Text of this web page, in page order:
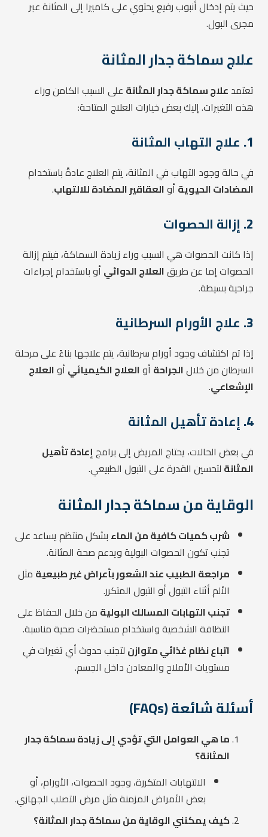
حيث يتم إدخال أنبوب رفيع يحتوي على كاميرا إلى المثانة عبر
مجرى البول.
علاج سماكة جدار المثانة
تعتمد علاج سماكة جدار المثانة على السبب الكامن وراء
هذه التغيرات. إليك بعض خيارات العلاج المتاحة:
1. علاج التهاب المثانة
في حالة وجود التهاب في المثانة، يتم العلاج عادةً باستخدام
المضادات الحيوية أوالعقاقير المضادة للالتهاب.
2. إزالة الحصوات
إذا كانت الحصوات هي السبب وراء زيادة السماكة، فيتم إزالة
الحصوات إما عن طريقالعلاج الدوائي أو باستخدام إجراءات
جراحية بسيطة.
3. علاج الأورام السرطانية
إذا تم اكتشاف وجود أورام سرطانية، يتم علاجها بناءً على مرحلة
السرطان من خلالالجراحة أوالعلاج الكيميائي أوالعلاج
الإشعاعي.
4. إعادة تأهيل المثانة
في بعض الحالات، يحتاج المريض إلى برامجإعادة تأهيل
المثانة لتحسين القدرة على التبول الطبيعي.
الوقاية من سماكة جدار المثانة
شرب كميات كافية من الماء بشكل منتظم يساعد على
تجنب تكون الحصوات البولية ويدعم صحة المثانة.
مراجعة الطبيب عند الشعور بأعراض غير طبيعية مثل
الألم أثناء التبول أو التبول المتكرر.
تجنب التهابات المسالك البولية من خلال الحفاظ على
النظافة الشخصية واستخدام مستحضرات صحية مناسبة.
اتباع نظام غذائي متوازن لتجنب حدوث أي تغيرات في
مستويات الأملاح والمعادن داخل الجسم.
أسئلة شائعة (FAQs)
ما هي العوامل التي تؤدي إلى زيادة سماكة جدار
المثانة؟
الالتهابات المتكررة، وجود الحصوات، الأورام، أو
بعض الأمراض المزمنة مثل مرض التصلب الجهازي.
كيف يمكنني الوقاية من سماكة جدار المثانة؟